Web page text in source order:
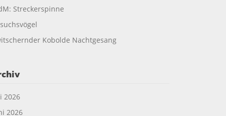
Streckerspinne
Kobolde Nachtgesang
2026
2026